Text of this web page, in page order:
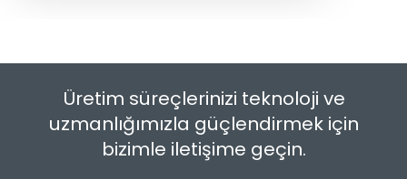
Üretim süreçlerinizi teknoloji ve
uzmanlığımızla güçlendirmek için
bizimle iletişime geçin.